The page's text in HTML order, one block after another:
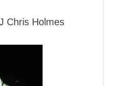
Chris Holmes